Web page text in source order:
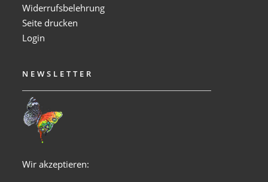
Widerrufsbelehrung
Seite drucken
Login
NEWSLETTER
Wir akzeptieren: